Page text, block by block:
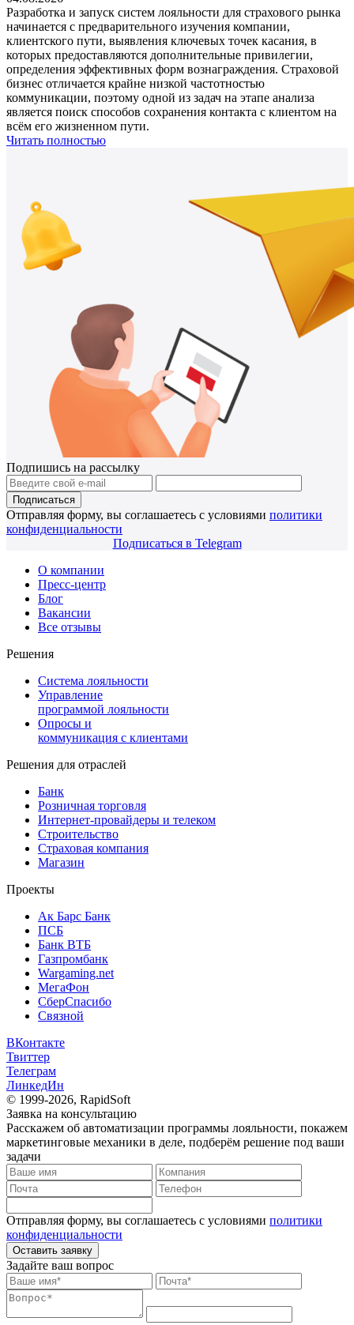
Разработка и запуск систем лояльности для страхового рынка
начинается с предварительного изучения компании,
клиентского пути, выявления ключевых точек касания, в
которых предоставляются дополнительные привилегии,
определения эффективных форм вознаграждения. Страховой
бизнес отличается крайне низкой частотностью
коммуникации, поэтому одной из задач на этапе анализа
является поиск способов сохранения контакта с клиентом на
всём его жизненном пути.
Читать полностью
Подпишись на рассылку
Подписаться
Отправляя форму, вы соглашаетесь с условиями политики
конфиденциальности
Подписаться в Telegram
О компании
Пресс-центр
Блог
Вакансии
Все отзывы
Решения
Система лояльности
Управление
программой лояльности
Опросы и
коммуникация с клиентами
Решения для отраслей
Банк
Розничная торговля
Интернет-провайдеры и телеком
Строительство
Страховая компания
Магазин
Проекты
Ак Барс Банк
ПСБ
Банк ВТБ
Газпромбанк
Wargaming.net
МегаФон
СберСпасибо
Связной
ВКонтакте
Твиттер
Телеграм
ЛинкедИн
© 1999-2026, RapidSoft
Заявка на консультацию
Расскажем об автоматизации программы лояльности, покажем
маркетинговые механики в деле, подберём решение под ваши
задачи
Отправляя форму, вы соглашаетесь с условиями политики
конфиденциальности
Оставить заявку
Задайте ваш вопрос